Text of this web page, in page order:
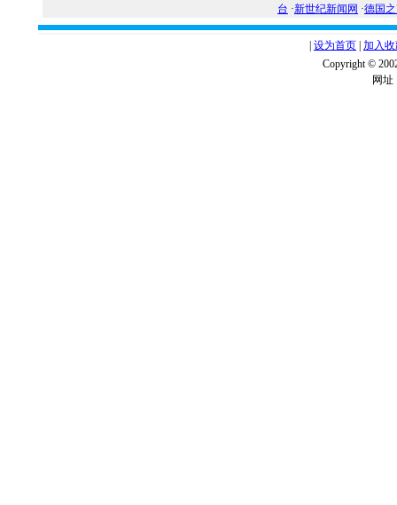
台 ·新世纪新闻网 ·德国
设为首页 加入
Copyright ©
网址